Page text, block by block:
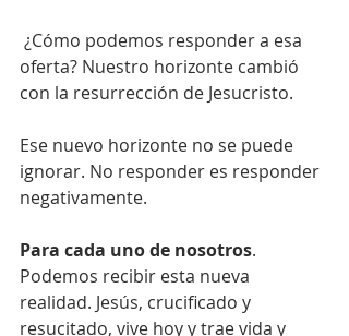
oferta? Nuestro horizonte cambió
con la resurrección de Jesucristo.
Ese nuevo horizonte no se puede
ignorar. No responder es responder
negativamente.
Para cada uno de nosotros.
Podemos recibir esta nueva
realidad. Jesús, crucificado y
resucitado, vive hoy y trae vida y